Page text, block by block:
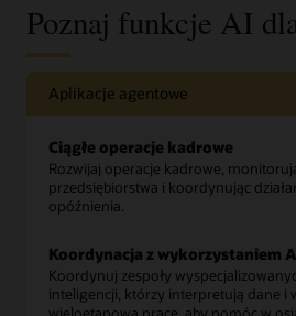
Poznaj funkcje AI
Aplikacje agentowe
Ciągłe operacje kadrowe
Rozwijaj operacje kadrowe,
przedsiębiorstwa i koordynując
opóźnienia.
Koordynacja z wykorzystaniem
Koordynuj zespoły
inteligencji, którzy interpretują dane i